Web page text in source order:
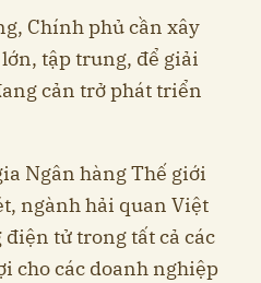
Chính phủ cần xây
tập trung, để giải
cản trở phát triển
Ngân hàng Thế giới
ngành hải quan Việt
tử trong tất cả các
cho các doanh nghiệp